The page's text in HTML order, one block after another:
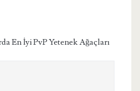
En İyi PvP Yetenek Ağaçları